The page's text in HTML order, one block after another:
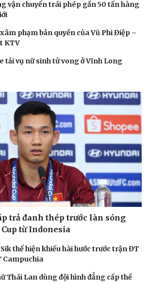
vận chuyển trái phép gần 50 tấn hàng
phạm bản quyền của Vũ Phi Điệp –
KTV
tải vụ nữ sinh tử vong ở Vĩnh Long
trả đanh thép trước làn sóng
từ Indonesia
thể hiện khiếu hài hước trước trận ĐT
Campuchia
Thái Lan dùng đội hình đẳng cấp thế